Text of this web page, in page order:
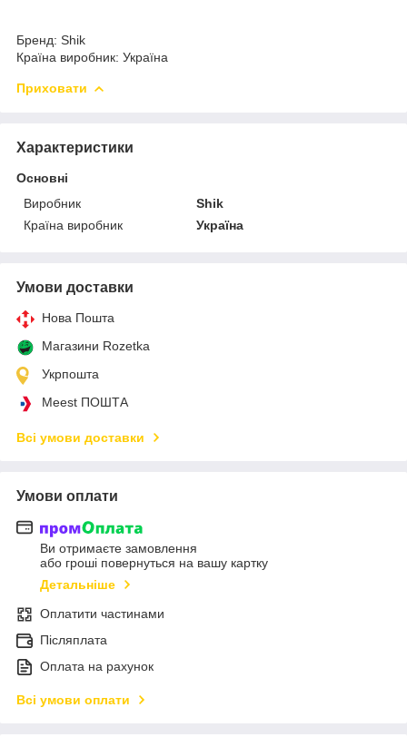
Бренд: Shik
Країна виробник: Україна
Приховати
Характеристики
Основні
Виробник
Shik
Країна виробник
Україна
Умови доставки
Нова Пошта
Магазини Rozetka
Укрпошта
Meest ПОШТА
Всі умови доставки
Умови оплати
Ви отримаєте замовлення
або гроші повернуться на вашу картку
Детальніше
Оплатити частинами
Післяплата
Оплата на рахунок
Всі умови оплати